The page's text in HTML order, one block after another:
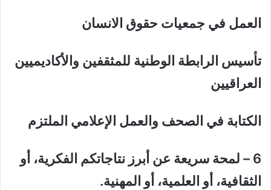
العمل في جمعيات حقوق الانسان
تأسيس الرابطة الوطنية للمثقفين والأكاديميين
العراقيين
الكتابة في الصحف والعمل الإعلامي الملتزم
6
– لمحة سريعة عن أبرز نتاجاتكم الفكرية، أو
الثقافية، أو العلمية، أو المهنية.